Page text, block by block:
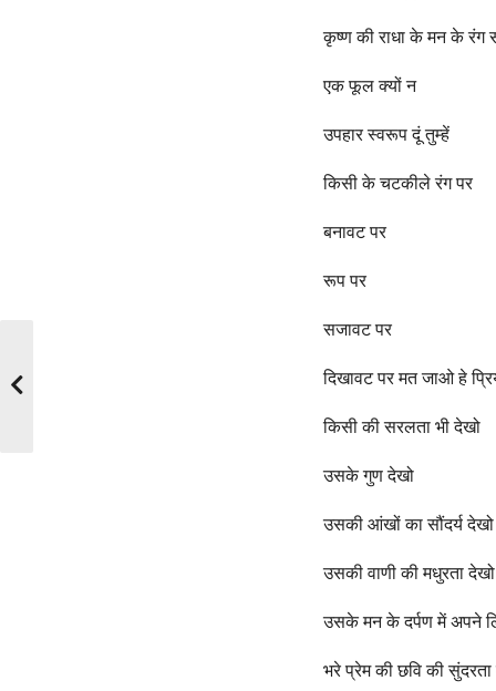
कृष्ण की राधा के मन के रंग
एक फूल क्यों न
उपहार स्वरूप दूं तुम्हें
किसी के चटकीले रंग पर
बनावट पर
रूप पर
सजावट पर
दिखावट पर मत जाओ हे
किसी की सरलता भी देखो
उसके गुण देखो
उसकी आंखों का सौंदर्य देखो
उसकी वाणी की मधुरता देखो
उसके मन के दर्पण में अपने
भरे प्रेम की छवि की